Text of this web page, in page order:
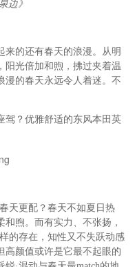
边》
来的还有春天的浪漫。从明
阳光倍加和煦，拂过夹着温
漫的春天永远令人着迷。不
驾？优雅舒适的东风本田英
天更配？春天不如夏日热
煦。而有实力、不张扬，
的存在，知性又不失跃动感
高颜值或许是它最不起眼的